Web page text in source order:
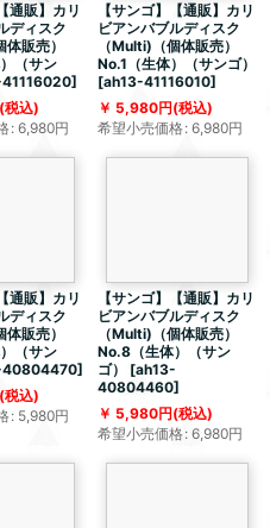
通販】カリ
ディスク
販売）
（サン
]
(税込)
: 6,980円
【サンゴ】【通販】カリ
ビアンバブルディスク
（Multi)（個体販売）
No.1（生体）（サンゴ）
[ah13-41116010]
5,980円(税込)
希望小売価格: 6,980円
通販】カリ
ディスク
販売）
（サン
40804470]
(税込)
: 5,980円
【サンゴ】【通販】カリ
ビアンバブルディスク
（Multi)（個体販売）
No.8（生体）（サン
ゴ）
[ah13-
40804460]
5,980円(税込)
希望小売価格: 6,980円